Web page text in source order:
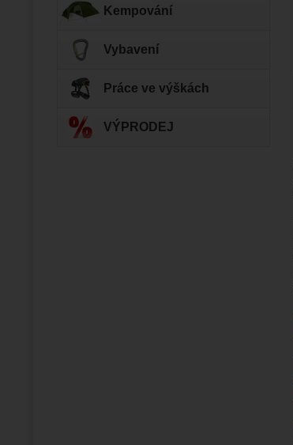
Kempování
Vybavení
Práce ve výškách
VÝPRODEJ